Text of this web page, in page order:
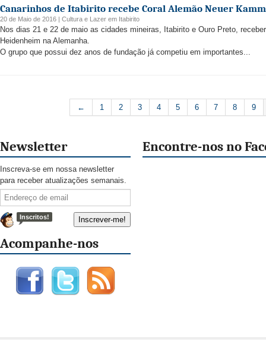
Canarinhos de Itabirito recebe Coral Alemão Neuer
20 de Maio de 2016 | Cultura e Lazer em Itabirito
Nos dias 21 e 22 de maio as cidades mineiras, Itabirito e Ouro Preto,
Heidenheim na Alemanha.
O grupo que possui dez anos de fundação já competiu em importantes...
← 1 2 3 4 5 6 7 8 9
Newsletter
Inscreva-se em nossa newsletter
para receber atualizações semanais.
Inscritos!
Acompanhe-nos
Encontre-nos no